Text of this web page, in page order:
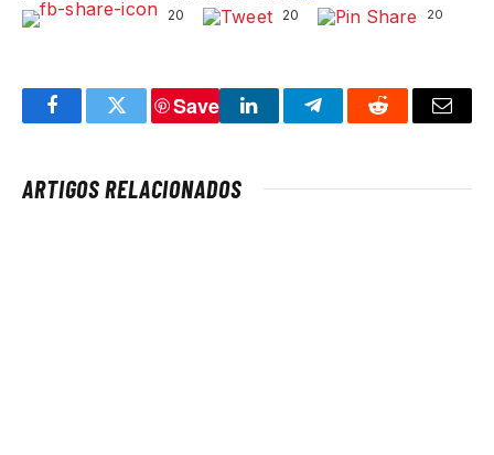
20
20 20
FacebookTwitter
Save
LinkedInTelegramReddit Email
ARTIGOS RELACIONADOS